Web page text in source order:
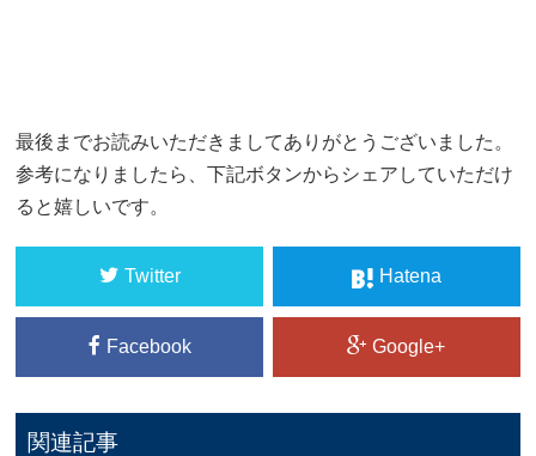
最後までお読みいただきましてありがとうございました。
参考になりましたら、下記ボタンからシェアしていただけ
ると嬉しいです。
Twitter Hatena
Facebook Google+
関連記事